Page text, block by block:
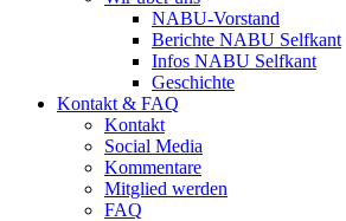
NABU-Vorstand
Berichte NABU Selfkant
Infos NABU Selfkant
Geschichte
Kontakt & FAQ
Kontakt
Social Media
Kommentare
Mitglied werden
FAQ